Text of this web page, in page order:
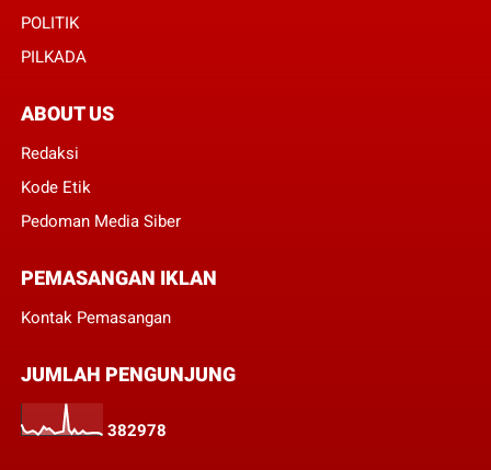
POLITIK
PILKADA
ABOUT US
Redaksi
Kode Etik
Pedoman Media Siber
PEMASANGAN IKLAN
Kontak Pemasangan
JUMLAH PENGUNJUNG
382978